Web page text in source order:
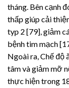
tháng. Bên cạnh
thấp giúp cải
typ 2 [79], giảm
bệnh tim mạch
Ngoài ra, Chế độ
tâm và giảm mỡ
thực hiện trong